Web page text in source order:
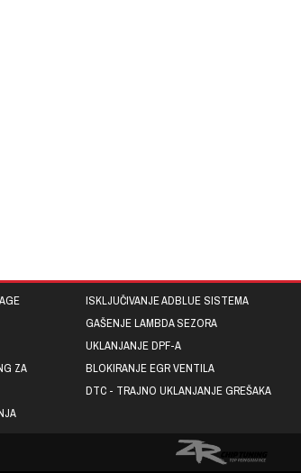
ZA
ISKLJUČIVANJE ADBLUE SISTEMA
GAŠENJE LAMBDA SEZORA
UKLANJANJE DPF-A
BLOKIRANJE EGR VENTILA
DTC - TRAJNO UKLANJANJE GREŠAKA